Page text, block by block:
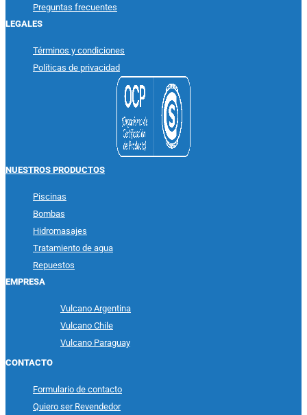
Preguntas frecuentes
LEGALES
Términos y condiciones
Políticas de privacidad
NUESTROS PRODUCTOS
Piscinas
Bombas
Hidromasajes
Tratamiento de agua
Repuestos
EMPRESA
Vulcano Argentina
Vulcano Chile
Vulcano Paraguay
CONTACTO
Formulario de contacto
Quiero ser Revendedor